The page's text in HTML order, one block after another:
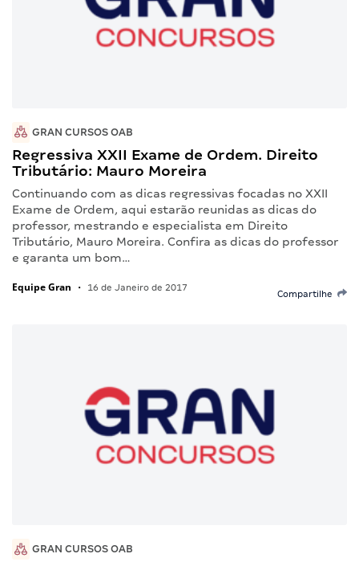
GRAN CURSOS OAB
Regressiva XXII Exame de Ordem. Direito
Tributário: Mauro Moreira
Continuando com as dicas regressivas focadas no XXII
Exame de Ordem, aqui estarão reunidas as dicas do
professor, mestrando e especialista em Direito
Tributário, Mauro Moreira. Confira as dicas do professor
e garanta um bom…
Equipe Gran • 16 de Janeiro de 2017
Compartilhe
GRAN CURSOS OAB